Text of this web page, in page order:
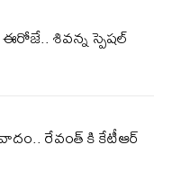
ఈరోజే.. శివన్న స్పెషల్
రేవంత్‌ కి కేటీఆర్